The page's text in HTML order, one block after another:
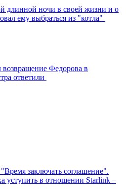
длинной ночи в своей жизни и о
ему выбраться из "котла"
Федорова в
ответили
заключать соглашение".
уступить в отношении Starlink –